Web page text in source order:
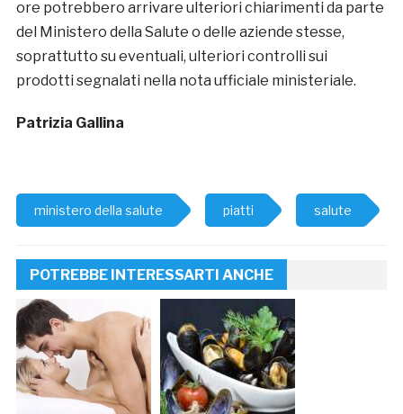
ore potrebbero arrivare ulteriori chiarimenti da parte
del Ministero della Salute o delle aziende stesse,
soprattutto su eventuali, ulteriori controlli sui
prodotti segnalati nella nota ufficiale ministeriale.
Patrizia Gallina
ministero della salute piatti salute
POTREBBE INTERESSARTI ANCHE